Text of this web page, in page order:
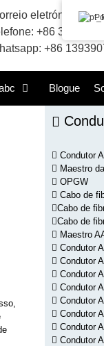
eletrónico:
+86 371-
+86
Blogue
Condutor
Maestro
OPGW
Cabo de
Cabo de
Cabo de
Maestro
Condutor
Condutor
Condutor
Condutor
Condutor
Condutor
Condutor
Condutor